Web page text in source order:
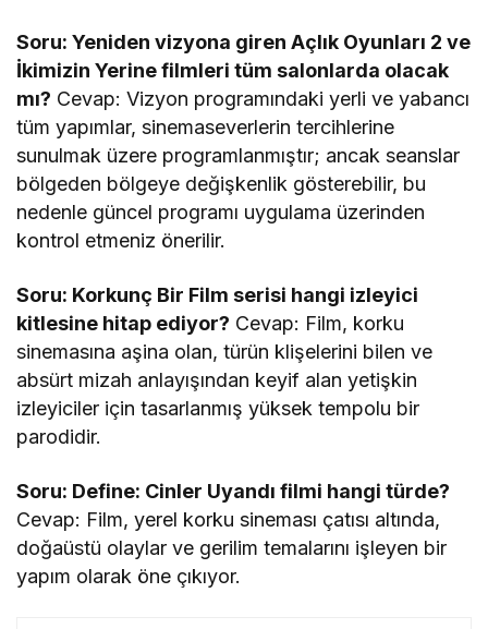
Soru: Yeniden vizyona giren Açlık Oyunları 2 ve
İkimizin Yerine filmleri tüm salonlarda olacak
mı? Cevap: Vizyon programındaki yerli ve yabancı
tüm yapımlar, sinemaseverlerin tercihlerine
sunulmak üzere programlanmıştır; ancak seanslar
bölgeden bölgeye değişkenlik gösterebilir, bu
nedenle güncel programı uygulama üzerinden
kontrol etmeniz önerilir.
Soru: Korkunç Bir Film serisi hangi izleyici
kitlesine hitap ediyor? Cevap: Film, korku
sinemasına aşina olan, türün klişelerini bilen ve
absürt mizah anlayışından keyif alan yetişkin
izleyiciler için tasarlanmış yüksek tempolu bir
parodidir.
Soru: Define: Cinler Uyandı filmi hangi türde?
Cevap: Film, yerel korku sineması çatısı altında,
doğaüstü olaylar ve gerilim temalarını işleyen bir
yapım olarak öne çıkıyor.